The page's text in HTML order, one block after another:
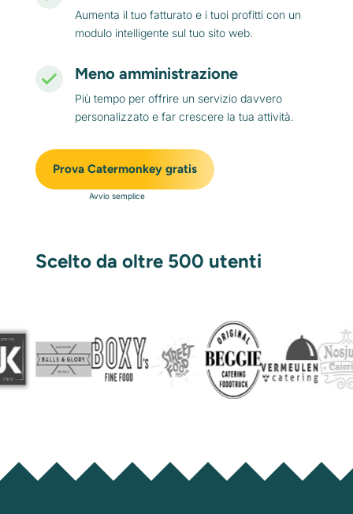
Aumenta il tuo fatturato e i tuoi profitti con un
modulo intelligente sul tuo sito web.
Meno amministrazione
Più tempo per offrire un servizio davvero
personalizzato e far crescere la tua attività.
Prova Catermonkey gratis
Avvio semplice
Scelto da oltre 500 utenti